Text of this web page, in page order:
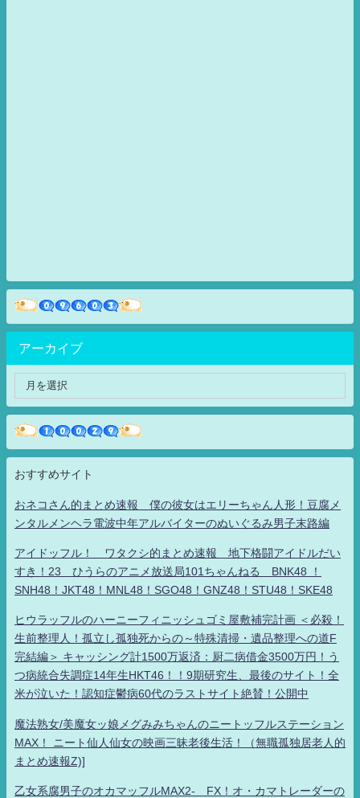
アーカイブ
おすすめサイト
おネコさん的まとめ速報 僕の彼女はエリーちゃん人形！豆腐メ
ンタルメンヘラ電波中年アルバイターのぬいぐるみ男子末路編
アイドッフル！ ワタクシ的まとめ速報 地下格闘アイドルだい
すき！23 ひうらのアニメ放送局101ちゃんねる BNK48 ！
SNH48！JKT48！MNL48！SGO48！GNZ48！STU48！SKE48
ヒウラッフルのハーニーフィニッシュゴミ屋敷補完計画 ＜必殺！
生前整理人！孤立し孤独死からの～特殊清掃・遺品整理への道F
完結編＞ キャッシング計1500万返済：厨二病借金3500万円！う
つ病統合失調症14年生HKT46！！9期研究生、最後のサイト！全
米が泣いた！認知症鬱病60代のラストサイト絶賛！公開中
魔法熟女/美魔女ッ娘メグみみちゃんのニートッフルステーション
MAX！ ニート仙人仙女の映画三昧老後生活！（無職孤独居老人的
まとめ速報Z)]
乙女系腐男子のオカマッフルMAX2- FX！オ・カマトレーダーの